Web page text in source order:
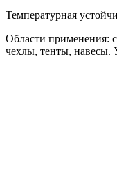
Температурная
Области применения:
чехлы, тенты, навесы.